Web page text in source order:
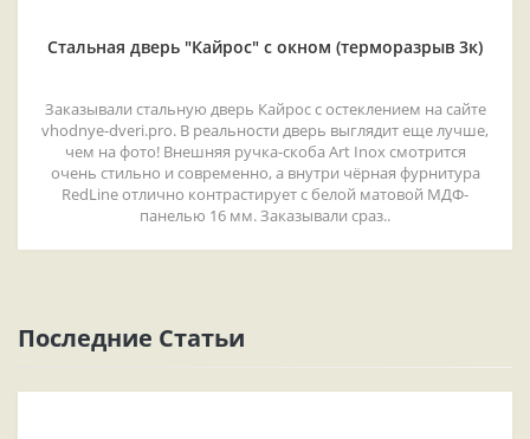
Стальная дверь "Кайрос" с окном (терморазрыв 3к)
Заказывали стальную дверь Кайрос с остеклением на сайте
vhodnye-dveri.pro. В реальности дверь выглядит еще лучше,
чем на фото! Внешняя ручка-скоба Art Inox смотрится
очень стильно и современно, а внутри чёрная фурнитура
RedLine отлично контрастирует с белой матовой МДФ-
панелью 16 мм. Заказывали сраз..
Последние Статьи